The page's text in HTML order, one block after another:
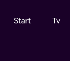
Start Tv